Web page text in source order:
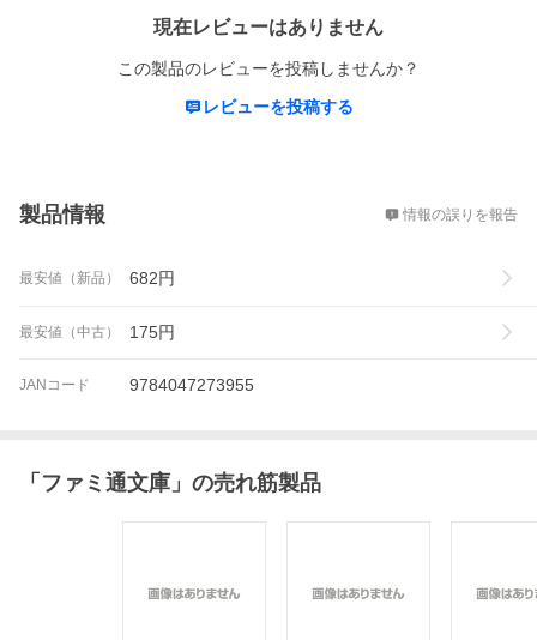
現在レビューはありません
この製品のレビューを投稿しませんか？
レビューを投稿する
製品情報 情報の誤りを報告
最安値（新品） 682円
最安値（中古） 175円
JANコード 9784047273955
「 ファミ通文庫 」の売れ筋製品